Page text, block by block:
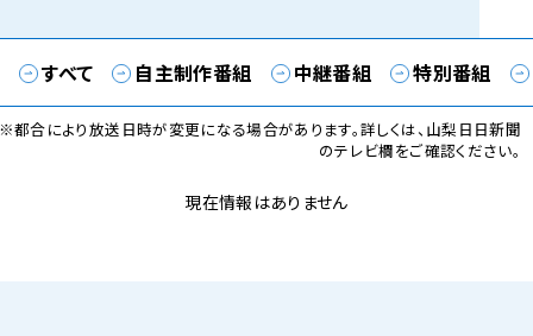
すべて 自主制作番組 中継番組 特別番組
都合により放送日時が変更になる場合があります。詳しくは、山梨日日新聞
のテレビ欄をご確認ください。
現在情報はありません